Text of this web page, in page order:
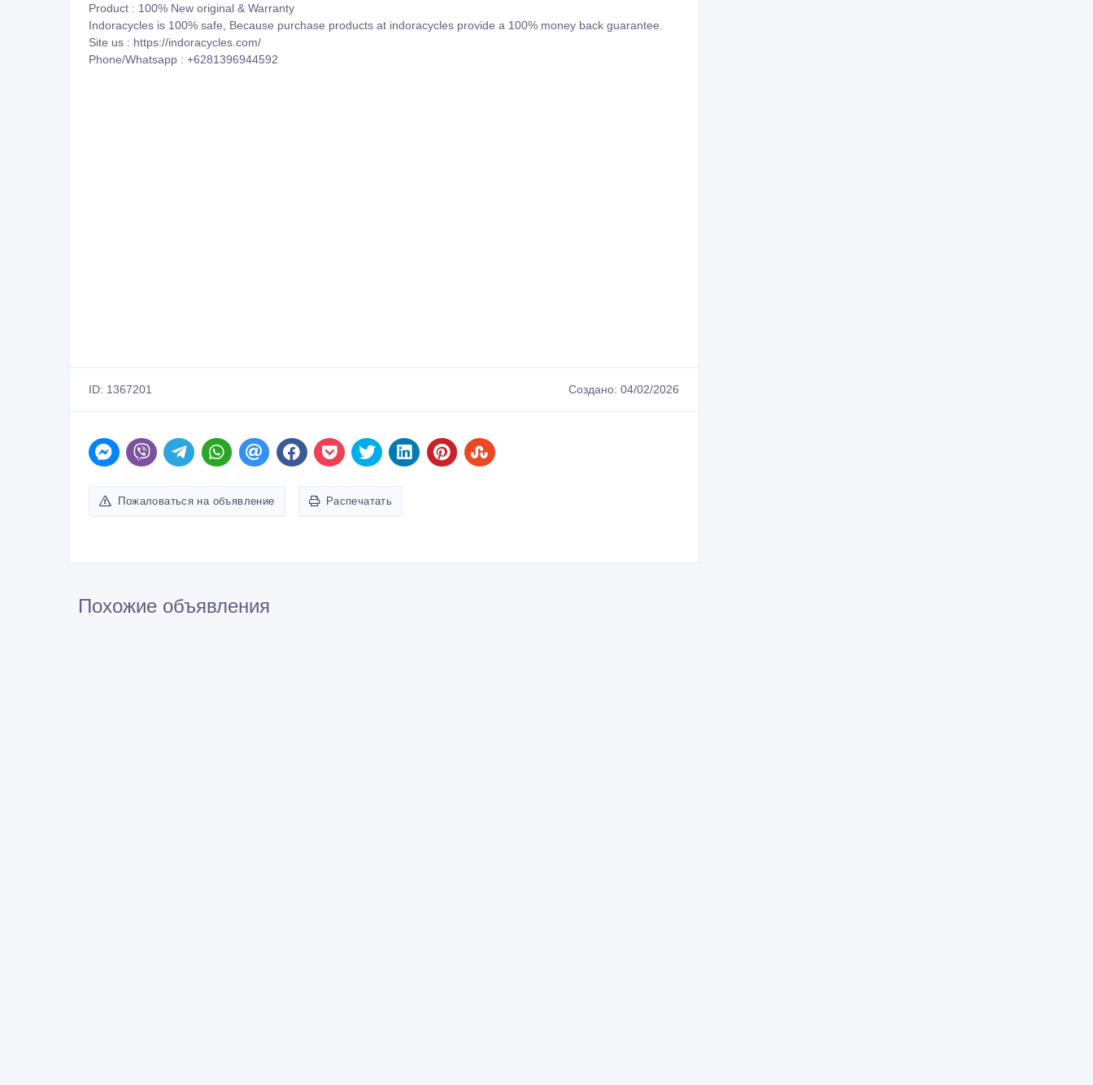
Product : 100% New original & Warranty
Indoracycles is 100% safe, Because purchase products at indoracycles provide a 100% money back guarantee.
Site us : https://indoracycles.com/
Phone/Whatsapp : +6281396944592
ID: 1367201 Создано: 04/02/2026
Пожаловаться на объявление Распечатать
Похожие объявления